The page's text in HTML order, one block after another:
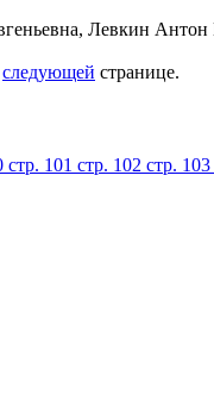
следующей странице.
стр. 101 стр. 102 стр. 103